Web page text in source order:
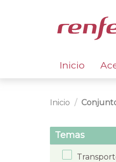
Inicio
Inicio
Temas